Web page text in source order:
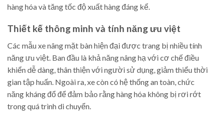
hàng hóa và tăng tốc độ xuất hàng đáng kể.
Thiết kế thông minh và tính năng ưu việt
Các mẫu xe nâng mặt bàn hiện đại được trang bị nhiều tính
năng ưu việt. Ban đầu là khả năng nâng hạ với cơ chế điều
khiển dễ dàng, thân thiện với người sử dụng, giảm thiểu thời
gian tập huấn. Ngoài ra, xe còn có hệ thống an toàn, chức
năng kháng đổ để đảm bảo rằng hàng hóa không bị rơi rớt
trong quá trình di chuyển.